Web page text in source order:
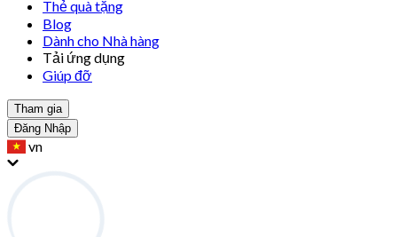
Thẻ quà tặng
Blog
Dành cho Nhà hàng
Tải ứng dụng
Giúp đỡ
Tham gia
Đăng Nhập
vn